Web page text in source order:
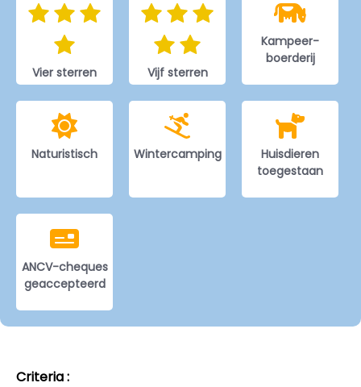
Vier sterren Vijf sterren
Kampeer-
boerderij
Naturistisch Wintercamping
Huisdieren
toegestaan
ANCV-cheques
geaccepteerd
Criteria :